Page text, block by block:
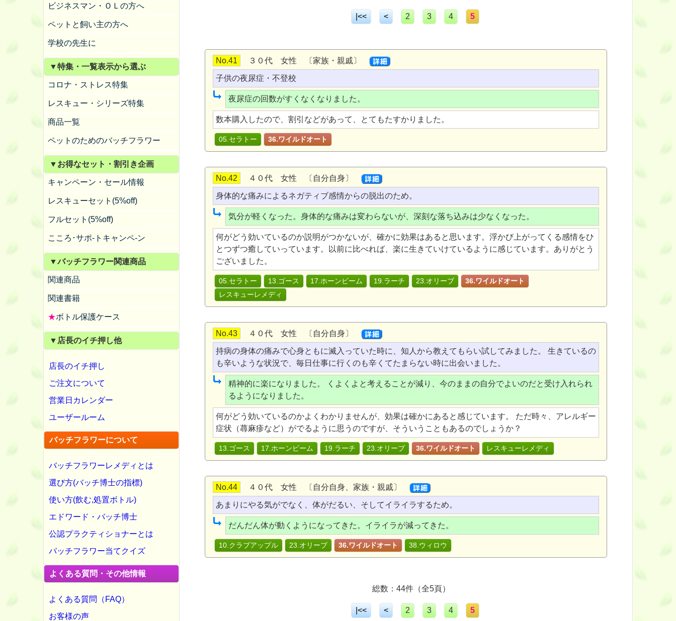
ビジネスマン・ＯＬの方へ
ペットと飼い主の方へ
学校の先生に
▼特集・一覧表示から選ぶ
コロナ・ストレス特集
レスキュー・シリーズ特集
商品一覧
ペットのためのバッチフラワー
▼お得なセット・割引き企画
キャンペーン・セール情報
レスキューセット(5%off)
フルセット(5%off)
こころ･サポ-トキャンペ-ン
▼バッチフラワー関連商品
関連商品
関連書籍
★ボトル保護ケース
▼店長のイチ押し他
店長のイチ押し
ご注文について
営業日カレンダー
ユーザールーム
バッチフラワーについて
バッチフラワーレメディとは
選び方(バッチ博士の指標)
使い方(飲む,処置ボトル)
エドワード・バッチ博士
公認プラクティショナーとは
バッチフラワー当てクイズ
よくある質問・その他情報
よくある質問（FAQ）
お客様の声
|<< < 2 3 4 5
No.41 ３０代 女性 〔家族・親戚〕
子供の夜尿症・不登校
夜尿症の回数がすくなくなりました。
数本購入したので、割引などがあって、とてもたすかりました。
05.セラトー 36.ワイルドオート
No.42 ４０代 女性 〔自分自身〕
身体的な痛みによるネガティブ感情からの脱出のため。
気分が軽くなった。身体的な痛みは変わらないが、深刻な落ち込みは少なくなった。
何がどう効いているのか説明がつかないが、確かに効果はあると思います。浮かび上がってくる感情をひ
とつずつ癒していっています。以前に比べれば、楽に生きていけているように感じています。ありがとう
ございました。
05.セラトー 13.ゴース 17.ホーンビーム 19.ラーチ 23.オリーブ
36.ワイルドオート
レスキューレメディ
No.43 ４０代 女性 〔自分自身〕
持病の身体の痛みで心身ともに滅入っていた時に、知人から教えてもらい試してみました。 生きているの
も辛いような状況で、毎日仕事に行くのも辛くてたまらない時に出会いました。
精神的に楽になりました。 くよくよと考えることが減り、今のままの自分でよいのだと受け入れられ
るようになりました。
何がどう効いているのかよくわかりませんが、効果は確かにあると感じています。 ただ時々、アレルギー
症状（蕁麻疹など）がでるように思うのですが、そういうこともあるのでしょうか？
13.ゴース 17.ホーンビーム 19.ラーチ 23.オリーブ 36.ワイルドオート レスキューレメディ
No.44 ４０代 女性 〔自分自身、家族・親戚〕
あまりにやる気がでなく、体がだるい、そしてイライラするため。
だんだん体が動くようになってきた。イライラが減ってきた。
10.クラブアップル 23.オリーブ 36.ワイルドオート 38.ウィロウ
総数：44件（全5頁）
|<< < 2 3 4 5